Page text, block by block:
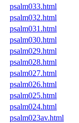
psalm033.html
psalm032.html
psalm031.html
psalm030.html
psalm029.html
psalm028.html
psalm027.html
psalm026.html
psalm025.html
psalm024.html
psalm023av.html